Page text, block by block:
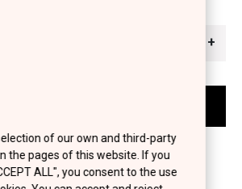
+
of our own and third-party
the pages of this website. If you
ALL", you consent to the use